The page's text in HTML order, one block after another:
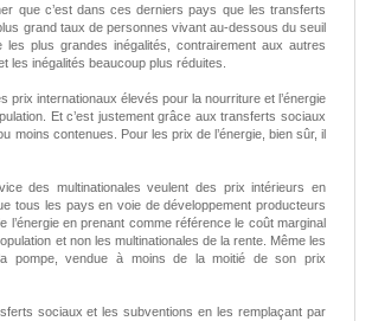
que c’est dans ces derniers pays que les transferts
grand taux de personnes vivant au-dessous du seuil
plus grandes inégalités, contrairement aux autres
inégalités beaucoup plus réduites.
prix internationaux élevés pour la nourriture et l’énergie
Et c’est justement grâce aux transferts sociaux
moins contenues. Pour les prix de l’énergie, bien sûr, il
des multinationales veulent des prix intérieurs en
tous les pays en voie de développement producteurs
l’énergie en prenant comme référence le coût marginal
et non les multinationales de la rente. Même les
la pompe, vendue à moins de la moitié de son prix
sociaux et les subventions en les remplaçant par